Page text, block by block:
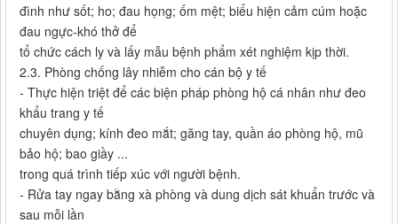
đình như sốt; ho; đau họng; ốm mệt; biểu hiện cảm cúm hoặc
đau ngực-khó thở để
tổ chức cách ly và lấy mẫu bệnh phẩm xét nghiệm kịp thời.
2.3. Phòng chống lây nhiễm cho cán bộ y tế
- Thực hiện triệt để các biện pháp phòng hộ cá nhân như đeo
khẩu trang y tế
chuyên dụng; kính đeo mắt; găng tay, quần áo phòng hộ, mũ
bảo hộ; bao giầy ...
trong quá trình tiếp xúc với người bệnh.
- Rửa tay ngay bằng xà phòng và dung dịch sát khuẩn trước và
sau mỗi lần